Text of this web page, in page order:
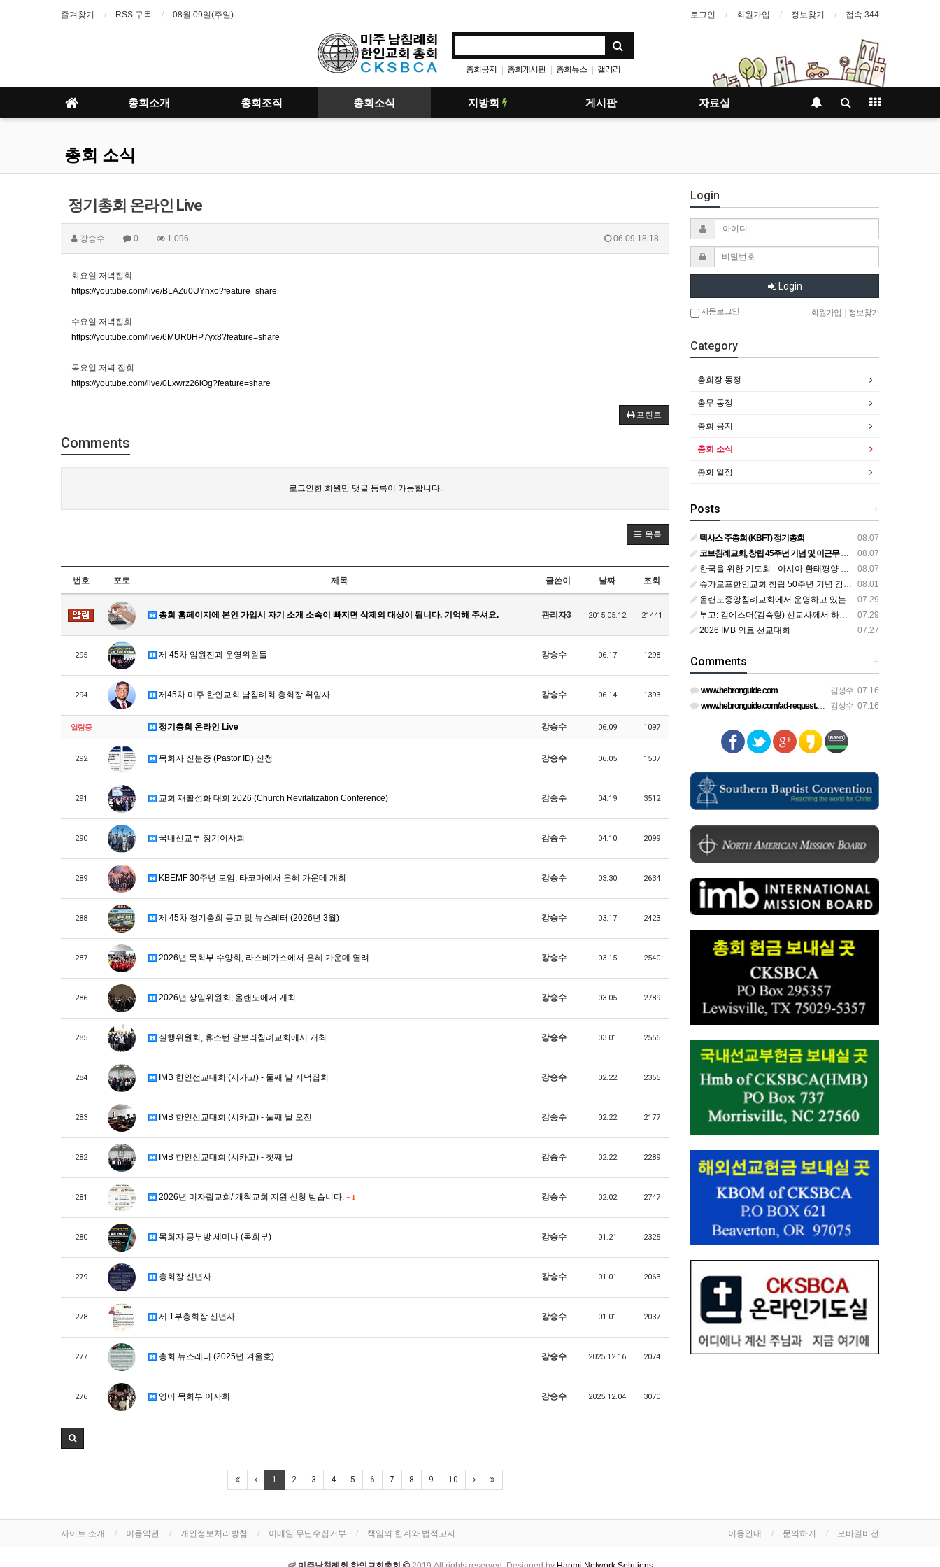
즐겨찾기 RSS 구독 08월 09일(주일) 로그인 회원가입 정보찾기 접속 344
총회공지 | 총회게시판 | 총회뉴스 | 갤러리
총회소개 총회조직 총회소식 지방회 게시판 자료실
총회 소식
정기총회 온라인 Live
강승수 0 1,096 06.09 18:18
화요일 저녁집회
https://youtube.com/live/BLAZu0UYnxo?feature=share
수요일 저녁집회
https://youtube.com/live/6MUR0HP7yx8?feature=share
목요일 저녁 집회
https://youtube.com/live/0Lxwrz26lOg?feature=share
프린트
Comments
로그인한 회원만 댓글 등록이 가능합니다.
목록
번호 포토 제목 글쓴이 날짜 조회
총회 홈페이지에 본인 가입시 자기 소개 소속이 빠지면 삭제의 대상이 됩니다. 기억해 주셔요. 관리자3 2015.05.12 21441
295 제 45차 임원진과 운영위원들 강승수 06.17 1298
294 제45차 미주 한인교회 남침례회 총회장 취임사 강승수 06.14 1393
열람중 정기총회 온라인 Live 강승수 06.09 1097
292 목회자 신분증 (Pastor ID) 신청 강승수 06.05 1537
291 교회 재활성화 대회 2026 (Church Revitalization Conference) 강승수 04.19 3512
290 국내선교부 정기이사회 강승수 04.10 2099
289 KBEMF 30주년 모임, 타코마에서 은혜 가운데 개최 강승수 03.30 2634
288 제 45차 정기총회 공고 및 뉴스레터 (2026년 3월) 강승수 03.17 2423
287 2026년 목회부 수양회, 라스베가스에서 은혜 가운데 열려 강승수 03.15 2540
286 2026년 상임위원회, 올랜도에서 개최 강승수 03.05 2789
285 실행위원회, 휴스턴 갈보리침례교회에서 개최 강승수 03.01 2556
284 IMB 한인선교대회 (시카고) - 둘째 날 저녁집회 강승수 02.22 2355
283 IMB 한인선교대회 (시카고) - 둘째 날 오전 강승수 02.22 2177
282 IMB 한인선교대회 (시카고) - 첫째 날 강승수 02.22 2289
281 2026년 미자립교회/ 개척교회 지원 신청 받습니다. + 1 강승수 02.02 2747
280 목회자 공부방 세미나 (목회부) 강승수 01.21 2325
279 총회장 신년사 강승수 01.01 2063
278 제 1부총회장 신년사 강승수 01.01 2037
277 총회 뉴스레터 (2025년 겨울호) 강승수 2025.12.16 2074
276 영어 목회부 이사회 강승수 2025.12.04 3070
1 2 3 4 5 6 7 8 9 10
Login
Login
자동로그인 회원가입 정보찾기
Category
총회장 동정
총무 동정
총회 공지
총회 소식
총회 일정
+
Posts
08.07
텍사스 주총회 (KBFT) 정기총회
08.07
코브침례교회, 창립 45주년 기념 및 이근무 담임목사 취임 감사예배 드려
08.07
한국을 위한 기도회 - 아시아 환태평양 줌 기도회
08.01
슈가로프한인교회 창립 50주년 기념 감사예배
07.29
올랜도중앙침례교회에서 운영하고 있는 로뎀선교관을 소개해 드립니다
07.29
부고: 김에스더(김숙형) 선교사께서 하나님의 부르심을 받았습니다.
07.27
2026 IMB 의료 선교대회
+
Comments
김성수 07.16
www.hebronguide.com
김성수 07.16
www.hebronguide.com/ad-request.html
사이트 소개 이용약관 개인정보처리방침 이메일 무단수집거부 책임의 한계와 법적고지 이용안내 문의하기 모바일버전